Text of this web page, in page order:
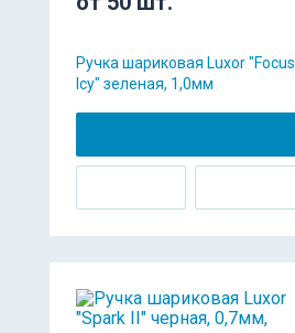
Ручка шариковая Luxor "Focus
Icy" зеленая, 1,0мм